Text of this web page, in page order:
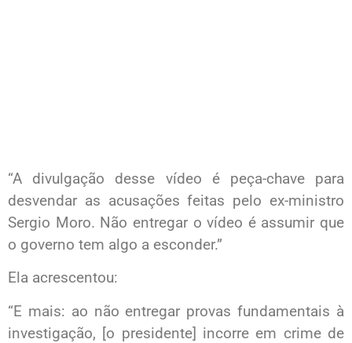
“A divulgação desse vídeo é peça-chave para
desvendar as acusações feitas pelo ex-ministro
Sergio Moro. Não entregar o vídeo é assumir que
o governo tem algo a esconder.”
Ela acrescentou:
“E mais: ao não entregar provas fundamentais à
investigação, [o presidente] incorre em crime de